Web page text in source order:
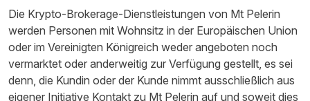
Die Krypto-Brokerage-Dienstleistungen von Mt Pelerin
werden Personen mit Wohnsitz in der Europäischen Union
oder im Vereinigten Königreich weder angeboten noch
vermarktet oder anderweitig zur Verfügung gestellt, es sei
denn, die Kundin oder der Kunde nimmt ausschließlich aus
eigener Initiative Kontakt zu Mt Pelerin auf und soweit dies